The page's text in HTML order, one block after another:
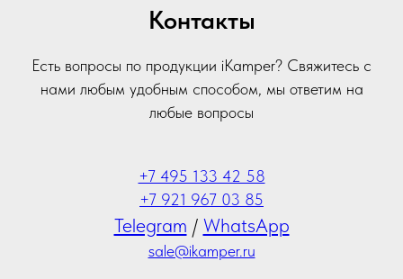
Контакты
Есть вопросы по продукции iKamper? Свяжитесь с
нами любым удобным способом, мы ответим на
любые вопросы
+7 495 133 42 58
+7 921 967 03 85
Telegram / WhatsApp
sale@ikamper.ru